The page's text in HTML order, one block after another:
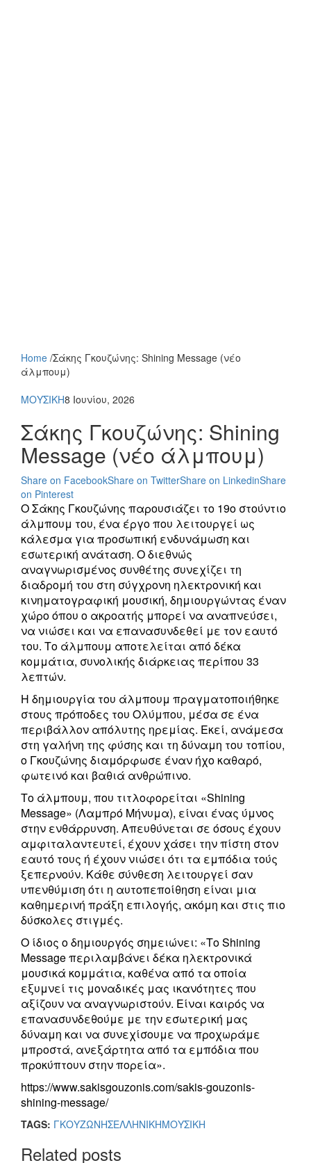
Home /Σάκης Γκουζώνης: Shining Message (νέο
άλμπουμ)
ΜΟΥΣΙΚΗ8 Ιουνίου, 2026
Σάκης Γκουζώνης: Shining
Message (νέο άλμπουμ)
Share on FacebookShare on TwitterShare on LinkedinShare
on Pinterest
Ο Σάκης Γκουζώνης παρουσιάζει το 19ο στούντιο
άλμπουμ του, ένα έργο που λειτουργεί ως
κάλεσμα για προσωπική ενδυνάμωση και
εσωτερική ανάταση. Ο διεθνώς
αναγνωρισμένος συνθέτης συνεχίζει τη
διαδρομή του στη σύγχρονη ηλεκτρονική και
κινηματογραφική μουσική, δημιουργώντας έναν
χώρο όπου ο ακροατής μπορεί να αναπνεύσει,
να νιώσει και να επανασυνδεθεί με τον εαυτό
του. Το άλμπουμ αποτελείται από δέκα
κομμάτια, συνολικής διάρκειας περίπου 33
λεπτών.
Η δημιουργία του άλμπουμ πραγματοποιήθηκε
στους πρόποδες του Ολύμπου, μέσα σε ένα
περιβάλλον απόλυτης ηρεμίας. Εκεί, ανάμεσα
στη γαλήνη της φύσης και τη δύναμη του τοπίου,
ο Γκουζώνης διαμόρφωσε έναν ήχο καθαρό,
φωτεινό και βαθιά ανθρώπινο.
Το άλμπουμ, που τιτλοφορείται «Shining
Message» (Λαμπρό Μήνυμα), είναι ένας ύμνος
στην ενθάρρυνση. Απευθύνεται σε όσους έχουν
αμφιταλαντευτεί, έχουν χάσει την πίστη στον
εαυτό τους ή έχουν νιώσει ότι τα εμπόδια τούς
ξεπερνούν. Κάθε σύνθεση λειτουργεί σαν
υπενθύμιση ότι η αυτοπεποίθηση είναι μια
καθημερινή πράξη επιλογής, ακόμη και στις πιο
δύσκολες στιγμές.
Ο ίδιος ο δημιουργός σημειώνει: «Το Shining
Message περιλαμβάνει δέκα ηλεκτρονικά
μουσικά κομμάτια, καθένα από τα οποία
εξυμνεί τις μοναδικές μας ικανότητες που
αξίζουν να αναγνωριστούν. Είναι καιρός να
επανασυνδεθούμε με την εσωτερική μας
δύναμη και να συνεχίσουμε να προχωράμε
μπροστά, ανεξάρτητα από τα εμπόδια που
προκύπτουν στην πορεία».
https://www.sakisgouzonis.com/sakis-gouzonis-
shining-message/
TAGS: ΓΚΟΥΖΩΝΗΣΕΛΛΗΝΙΚΗΜΟΥΣΙΚΗ
Related posts